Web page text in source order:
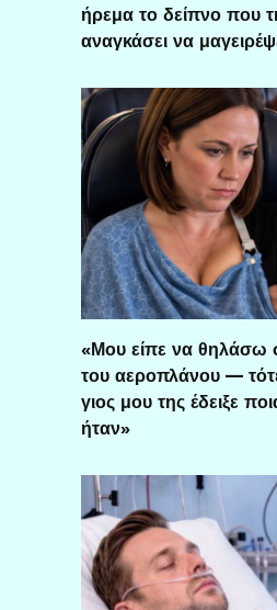
ήρεμα το δείπνο που
αναγκάσει να
«Μου είπε να θηλάσω
του αεροπλάνου —
γιος μου της έδειξε
ήταν»